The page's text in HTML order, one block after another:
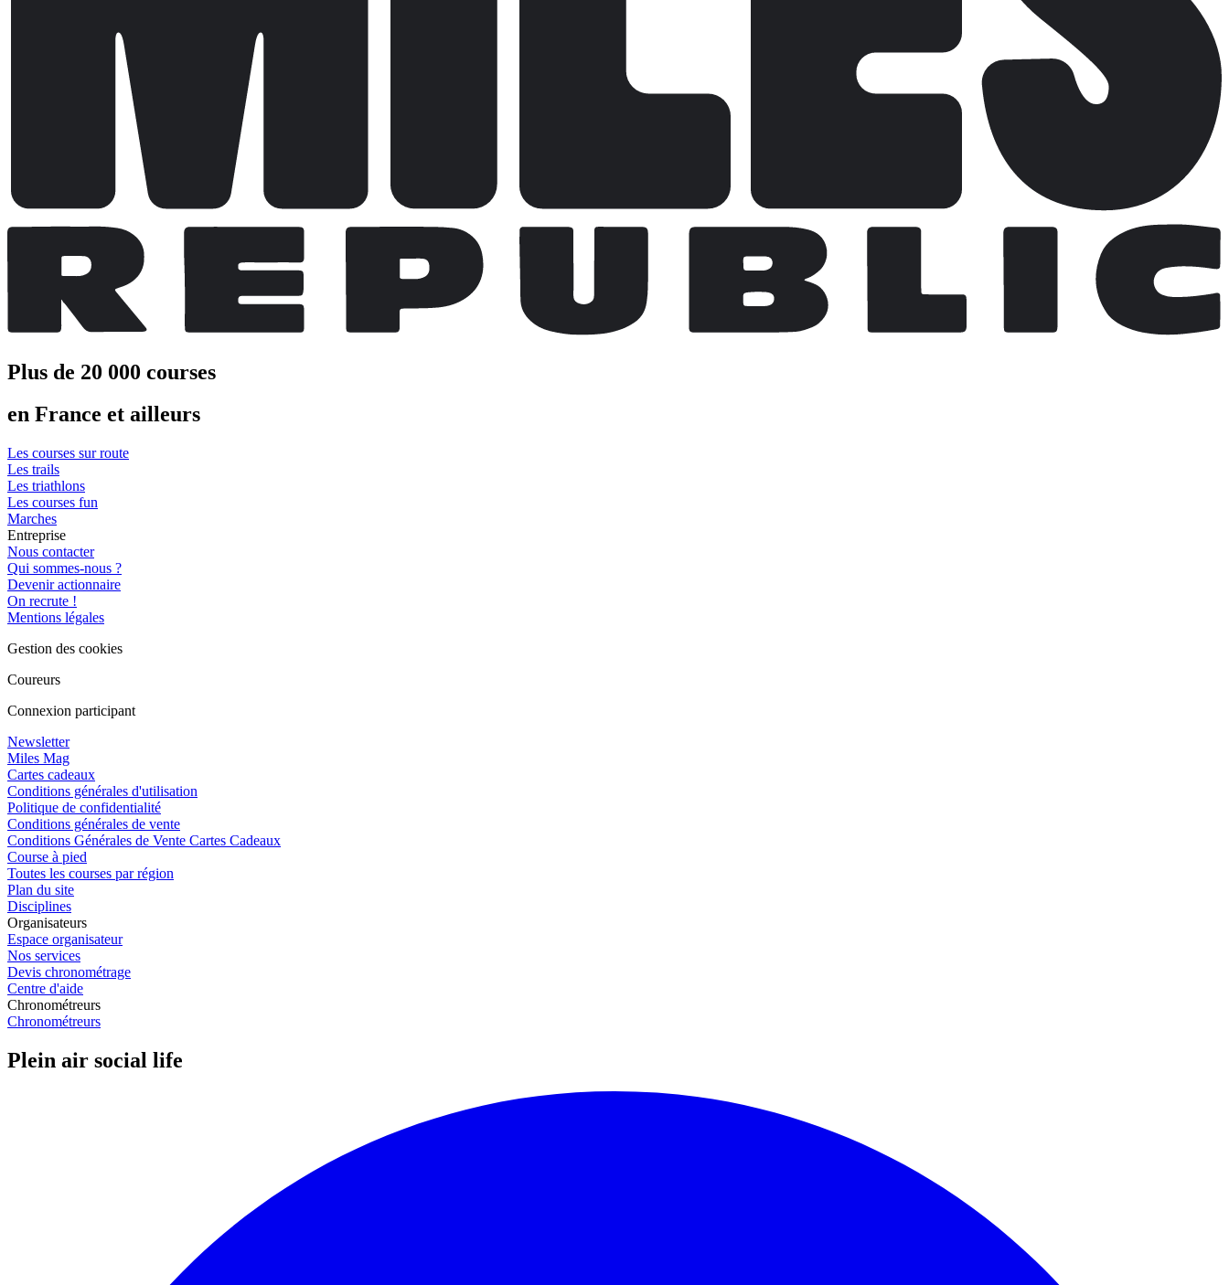
Plus de 20 000 courses
en France et ailleurs
Les courses sur route
Les trails
Les triathlons
Les courses fun
Marches
Entreprise
Nous contacter
Qui sommes-nous ?
Devenir actionnaire
On recrute !
Mentions légales
Gestion des cookies
Coureurs
Connexion participant
Newsletter
Miles Mag
Cartes cadeaux
Conditions générales d'utilisation
Politique de confidentialité
Conditions générales de vente
Conditions Générales de Vente Cartes Cadeaux
Course à pied
Toutes les courses par région
Plan du site
Disciplines
Organisateurs
Espace organisateur
Nos services
Devis chronométrage
Centre d'aide
Chronométreurs
Chronométreurs
Plein air social life